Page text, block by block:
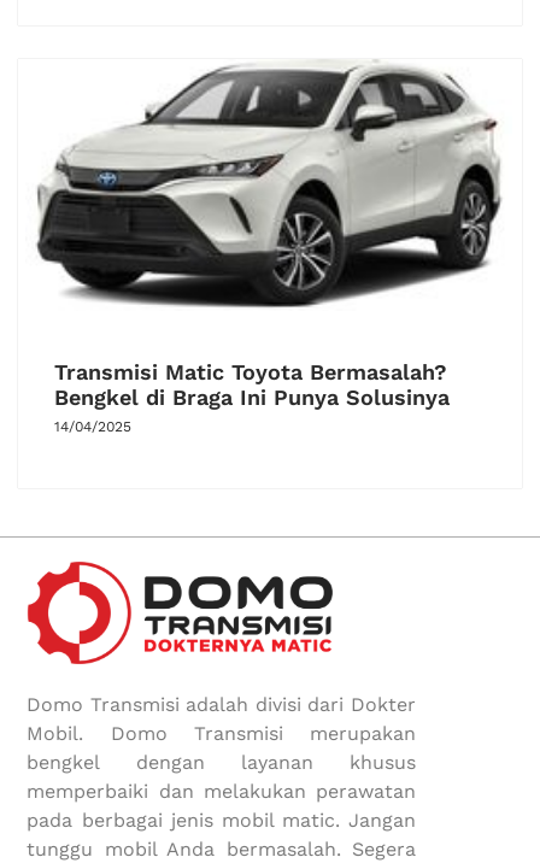
Transmisi Matic Toyota Bermasalah?
Bengkel di Braga Ini Punya Solusinya
14/04/2025
Domo Transmisi adalah divisi dari Dokter
Mobil. Domo Transmisi merupakan
bengkel dengan layanan khusus
memperbaiki dan melakukan perawatan
pada berbagai jenis mobil matic. Jangan
tunggu mobil Anda bermasalah. Segera